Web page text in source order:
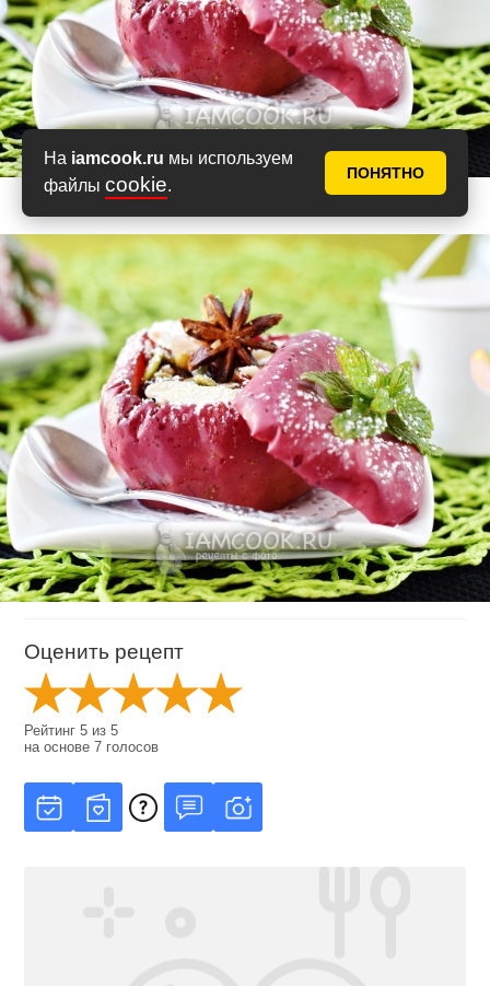
На iamcook.ru мы используем
файлы cookie.
ПОНЯТНО
Оценить рецепт
Рейтинг5 из5
на основе7 голосов